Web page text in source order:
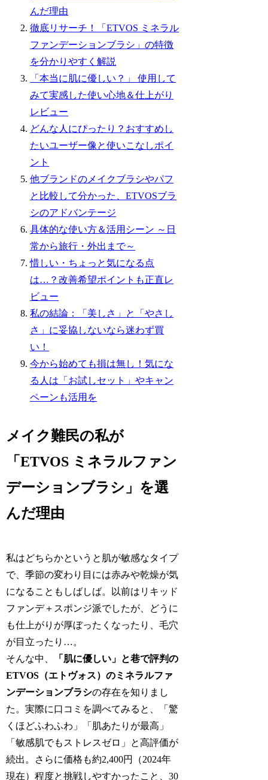
んだ理由
徹底リサーチ！「ETVOS ミネラル
ファンデーションブラシ」の特徴
を分かりやすく解説
「本当に肌に優しい？」 使用して
みて実感した使い心地＆仕上がり
レビュー
どんな人にぴったり？おすすめし
たいユーザー像と使いこなしポイ
ント
他ブランドのメイクブラシやパフ
と比較して分かった、ETVOSブラ
シのアドバンテージ
具体的な使い方＆活用シーン ～日
常から旅行・外出まで～
惜しい・ちょっと気になる点
は…？改善希望ポイントも正直レ
ビュー
私の結論：「美しさ」と「やさし
さ」に妥協しないなら迷わず買
い！
今から始めても損は無し！気にな
る人は「お試しセット」やキャン
ペーンも活用を
メイク難民の私が
「ETVOS ミネラルファン
デーションブラシ」を選
んだ理由
私はどちらかというと肌が敏感なタイプ
で、季節の変わり目には赤みや乾燥が気
になることもしばしば。以前はリキッド
ファンデ＋スポンジ派でしたが、どうに
も仕上がりが厚ぼったくなったり、毛穴
が目立ったり…。
そんな中、
「肌に優しい」と巷で評判の
ETVOS（エトヴォス）のミネラルファ
ンデーションブラシの存在を知りまし
た。実際に口コミを調べてみると、「驚
くほどふわふわ」「肌あたりが最高」
「敏感肌でもストレスゼロ」と高評価が
続出。さらに価格も約2,400円（2024年
現在）程度と挑戦しやすかったこと、30